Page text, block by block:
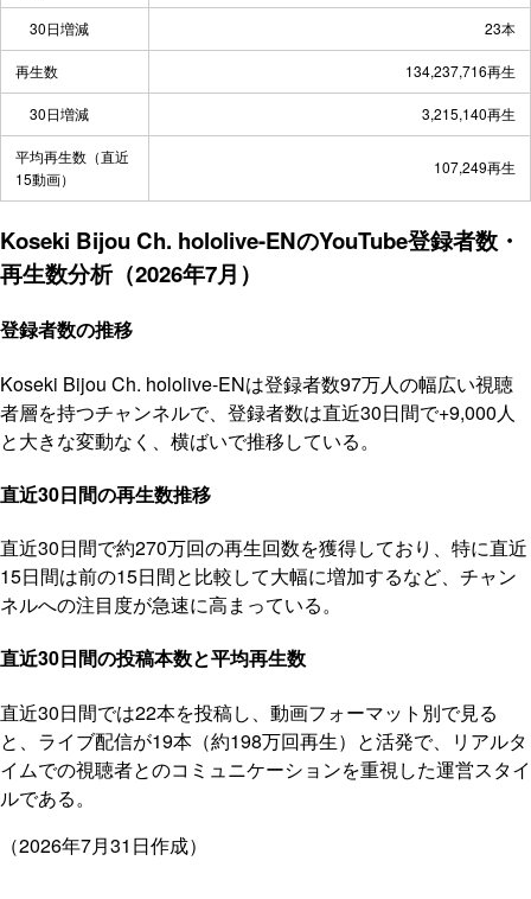
30日増減 23本
再生数 134,237,716再生
30日増減 3,215,140再生
平均再生数（直近
15動画）
107,249再生
Koseki Bijou Ch. hololive-ENのYouTube登録者数・
再生数分析（2026年7月）
登録者数の推移
Koseki Bijou Ch. hololive-ENは登録者数97万人の幅広い視聴
者層を持つチャンネルで、登録者数は直近30日間で+9,000人
と大きな変動なく、横ばいで推移している。
直近30日間の再生数推移
直近30日間で約270万回の再生回数を獲得しており、特に直近
15日間は前の15日間と比較して大幅に増加するなど、チャン
ネルへの注目度が急速に高まっている。
直近30日間の投稿本数と平均再生数
直近30日間では22本を投稿し、動画フォーマット別で見る
と、ライブ配信が19本（約198万回再生）と活発で、リアルタ
イムでの視聴者とのコミュニケーションを重視した運営スタイ
ルである。
（2026年7月31日作成）